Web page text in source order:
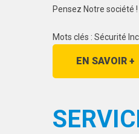
Pensez Notre société !
Mots clés : Sécurité
EN SAVOIR +